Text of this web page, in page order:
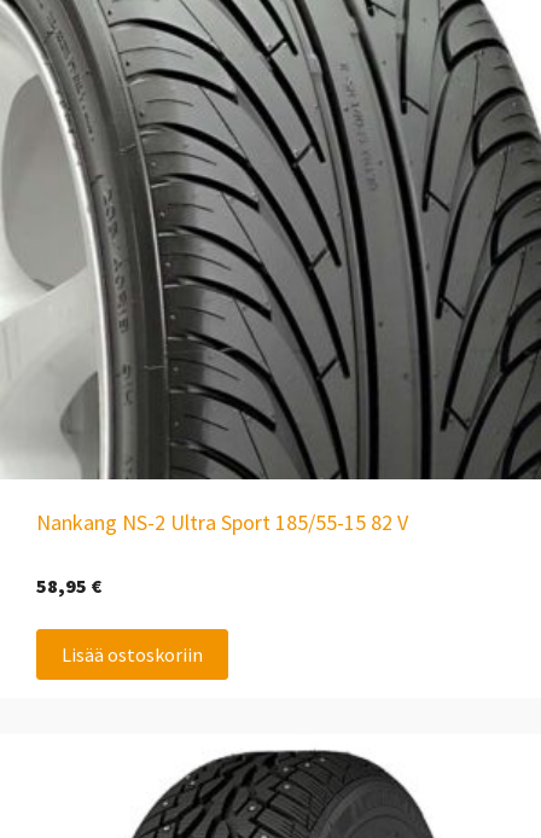
Nankang NS-2 Ultra Sport 185/55-15 82 V
58,95 €
Lisää ostoskoriin